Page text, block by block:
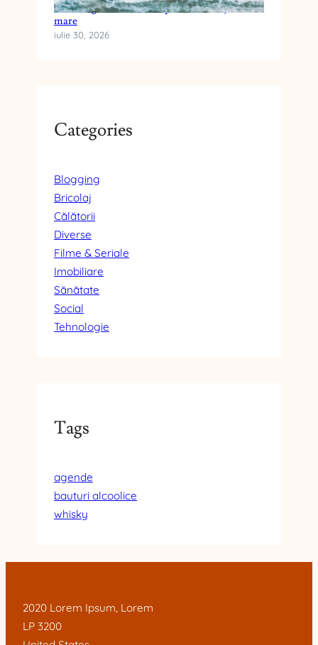
Cum alegi crema cu SPF pentru vacanța la
mare
iulie 30, 2026
Categories
Blogging
Bricolaj
Călătorii
Diverse
Filme & Seriale
Imobiliare
Sănătate
Social
Tehnologie
Tags
agende
bauturi alcoolice
whisky
2020 Lorem Ipsum, Lorem
LP 3200